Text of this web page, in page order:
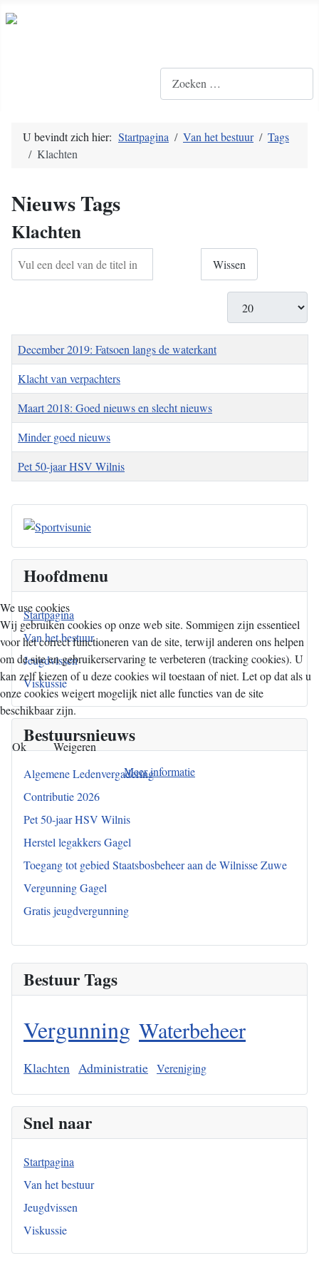
Zoeken
U bevindt zich hier: Startpagina Van het bestuur
Tags
Klachten
Nieuws Tags
Klachten
Wissen
Titel
December 2019: Fatsoen langs de waterkant
Klacht van verpachters
Maart 2018: Goed nieuws en slecht nieuws
Minder goed nieuws
Pet 50-jaar HSV Wilnis
Hoofdmenu
Startpagina
Van het bestuur
Jeugdvissen
Viskussie
Bestuursnieuws
Algemene Ledenvergadering
Contributie 2026
Pet 50-jaar HSV Wilnis
Herstel legakkers Gagel
Toegang tot gebied Staatsbosbeheer aan de Wilnisse Zuwe
Vergunning Gagel
Gratis jeugdvergunning
Bestuur Tags
Vergunning Waterbeheer
Klachten Administratie Vereniging
Snel naar
Startpagina
Van het bestuur
Jeugdvissen
Viskussie
We use cookies
Wij gebruiken cookies op onze web site. Sommigen zijn essentieel
voor het correct functioneren van de site, terwijl anderen ons helpen
om de site en gebruikerservaring te verbeteren (tracking cookies). U
kan zelf kiezen of u deze cookies wil toestaan of niet. Let op dat als u
onze cookies weigert mogelijk niet alle functies van de site
beschikbaar zijn.
Ok
Weigeren
Meer informatie